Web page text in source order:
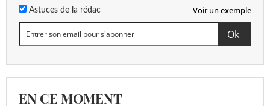
Astuces de la rédac Voir un exemple
EN CE MOMENT